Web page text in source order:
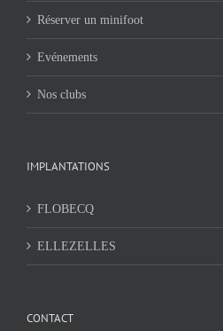
Réserver un minifoot
Evénements
Nos clubs
IMPLANTATIONS
FLOBECQ
ELLEZELLES
CONTACT